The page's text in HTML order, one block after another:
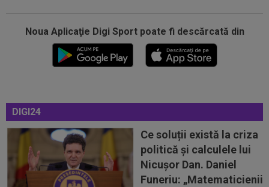
Noua Aplicaţie Digi Sport poate fi descărcată din
DIGI24
Ce soluții există la criza
politică și calculele lui
Nicușor Dan. Daniel
Funeriu: „Matematicienii
Dramatic! Ce a făcut KuPS înaintea returului cu
Universitatea Craiova din...
16:56
Petrolul - Oțelul, LIVE VIDEO, 18:30, Digi Sport
1. Echipele. Moldovenii s-au...
16:47
Ce ofertă: 115.000.000 de euro pentru
transferul lui Arda Guler!